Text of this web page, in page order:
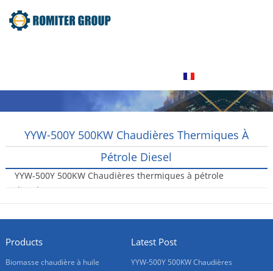
YYW-500Y 500KW Chaudières Thermiques À
Pétrole Diesel
YYW-500Y 500KW Chaudières thermiques à pétrole
diesel
Products
Biomasse chaudière à huile
Latest Post
YYW-500Y 500KW Chaudières